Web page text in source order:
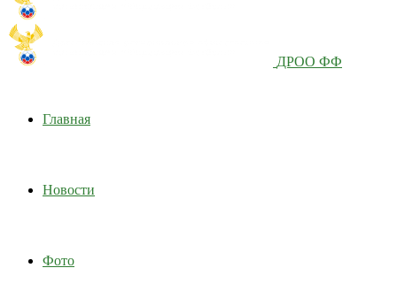
ДРОО ФФ
Главная
Новости
Фото